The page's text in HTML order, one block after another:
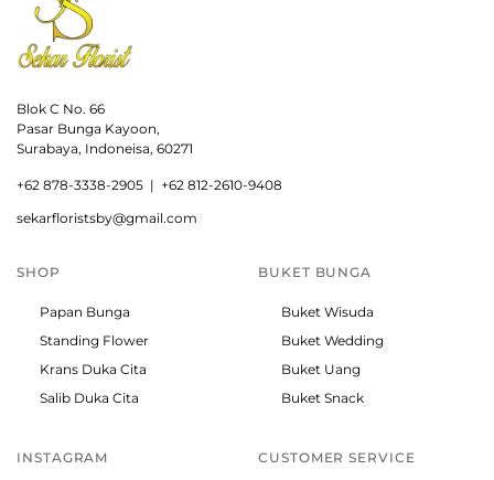
Blok C No. 66
Pasar Bunga Kayoon,
Surabaya, Indoneisa, 60271
+62 878-3338-2905 | +62 812-2610-9408
sekarfloristsby@gmail.com
SHOP
Papan Bunga
Standing Flower
Krans Duka Cita
Salib Duka Cita
BUKET BUNGA
Buket Wisuda
Buket Wedding
Buket Uang
Buket Snack
INSTAGRAM CUSTOMER SERVICE